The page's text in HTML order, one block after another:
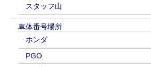
スタッフ山
車体番号場所
ホンダ
PGO